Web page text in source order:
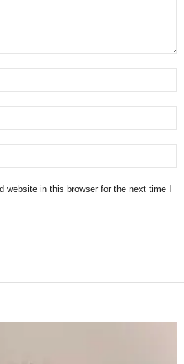
website in this browser for the next time I